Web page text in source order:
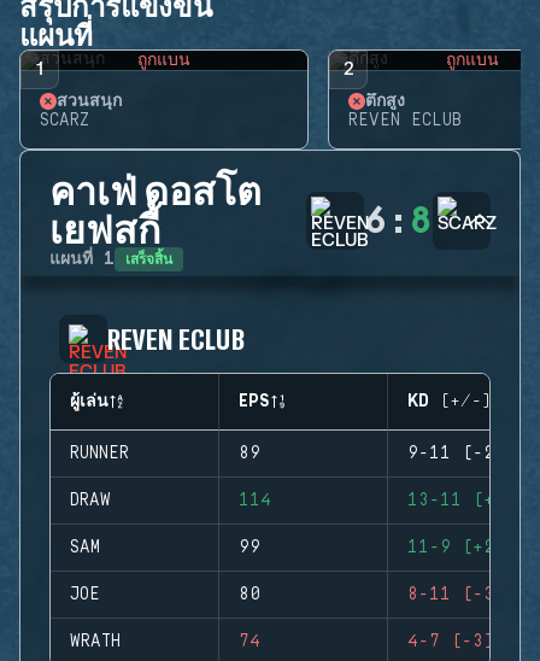
แผนที่
1 ถูกแบน
สวนสนุก
SCARZ
2 ถูกแบน
ตึกสูง
REVEN ECLUB
คาเฟ่ ดอสโต
เยฟสกี้
แผนที่ 1 เสร็จสิ้น
6 : 8
REVEN ECLUB
ผู้เล่น EPS KD (+/-)
RUNNER 89 9-11 (-2)
DRAW 114 13-11 (+2)
SAM 99 11-9 (+2)
JOE 80 8-11 (-3)
WRATH 74 4-7 (-3)